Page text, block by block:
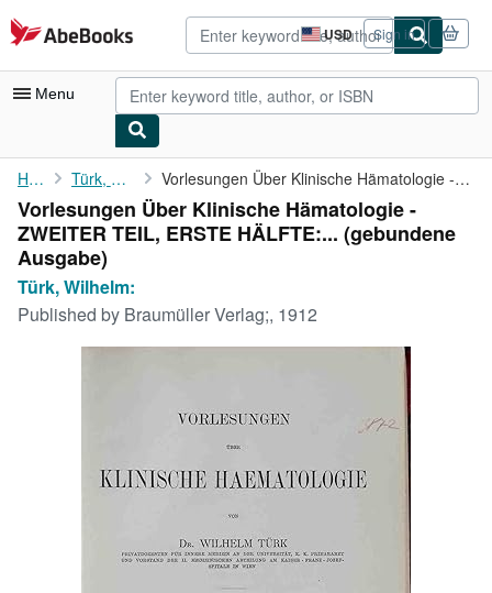
Skip to main content
AbeBooks.com USD
Site
shopping
preferences
Sign in
Menu
My Account
My Purchases
Advanced Search
Browse Collections
Start Selling
CLOSE
Home Türk, Wilhelm: Vorlesungen Über Klinische Hämatologie - ZWEITER TEIL, ERSTE ...
Vorlesungen Über Klinische Hämatologie -
ZWEITER TEIL, ERSTE HÄLFTE:... (gebundene
Ausgabe)
Türk, Wilhelm:
Published by Braumüller Verlag;, 1912